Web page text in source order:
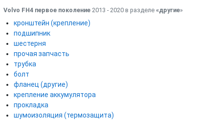
Volvo FH4 первое поколение 2013 - 2020 в разделе «другие»
кронштейн (крепление)
подшипник
шестерня
прочая запчасть
трубка
болт
фланец (другие)
крепление аккумулятора
прокладка
шумоизоляция (термозащита)